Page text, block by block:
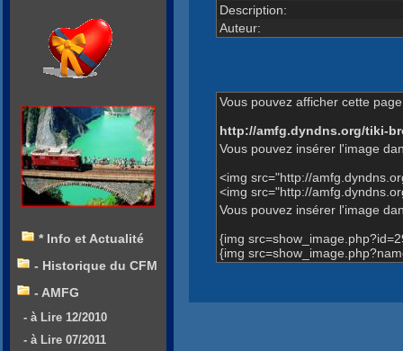
Description:
Auteur:
Vous pouvez afficher cette
http://amfg.dyndns.org/tiki-
Vous pouvez insérer l'image
<img src="http://
<img src="http://
Vous pouvez insérer l'image
{img
{img
* Info et Actualité
- Historique du CFM
- AMFG
- à Lire 12/2010
- à Lire 07/2011